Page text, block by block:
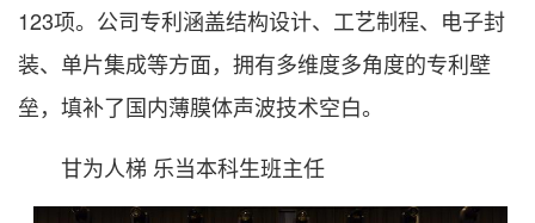
123项。公司专利涵盖结构设计、工艺制程、电子封
装、单片集成等方面，拥有多维度多角度的专利壁
垒，填补了国内薄膜体声波技术空白。
甘为人梯 乐当本科生班主任